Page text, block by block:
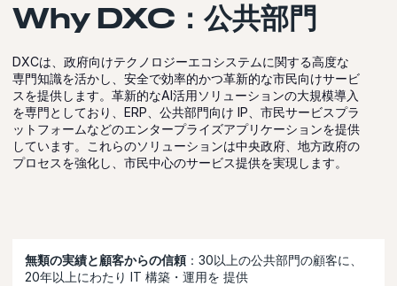
Why DXC：公共部門
DXCは、政府向けテクノロジーエコシステムに関する高度な
専門知識を活かし、安全で効率的かつ革新的な市民向けサービ
スを提供します。革新的なAI活用ソリューションの大規模導入
を専門としており、ERP、公共部門向け IP、市民サービスプラ
ットフォームなどのエンタープライズアプリケーションを提供
しています。これらのソリューションは中央政府、地方政府の
プロセスを強化し、市民中心のサービス提供を実現します。
無類の実績と顧客からの信頼 ：30以上の公共部門の顧客に、
20年以上にわたり IT 構築・運用を 提供